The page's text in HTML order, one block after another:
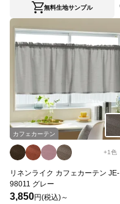
無料生地サンプル
カフェカーテン
+1色
リネンライク カフェカーテン JE-
98011 グレー
3,850円(税込)～